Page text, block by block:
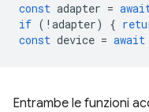
const adapter =
if ( ! adapter) {
const device = await
Entrambe le funzioni